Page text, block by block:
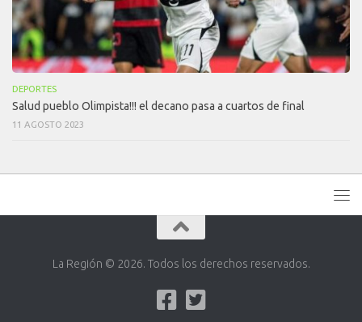
DEPORTES
Salud pueblo Olimpista!!! el decano pasa a cuartos de final
11 AGOSTO 2023
La Región © 2026. Todos los derechos reservados.